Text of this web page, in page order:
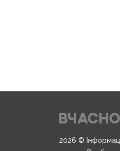
2026 ©